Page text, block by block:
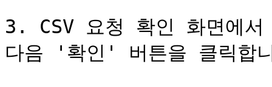
3. CSV 요청 확인 화면에
다음 '확인' 버튼을 클릭합